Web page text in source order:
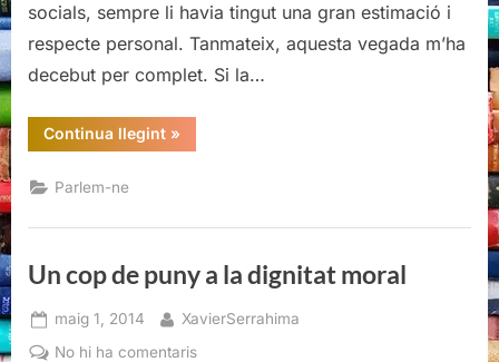
moral
socials, sempre li havia tingut una gran estimació i
respecte personal. Tanmateix, aquesta vegada m’ha
decebut per complet. Si la…
Continua llegint“Un
cop
dignitat
»
Parlem-ne
Un cop de puny a la dignitat moral
Posted
on
maig 1, 2014 By
XavierSerrahima
No hi ha comentarisa